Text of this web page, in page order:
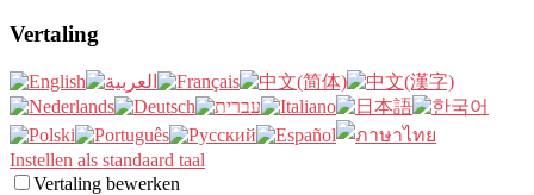
Vertaling
Instellen als standaard taal
Vertaling bewerken